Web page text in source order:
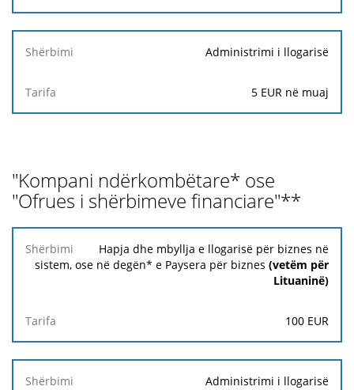
Administrimi i llogarisë
5 EUR në muaj
"Kompani ndërkombëtare* ose
"Ofrues i shërbimeve financiare"**
Shërbimi
Hapja dhe mbyllja e llogarisë për biznes në
sistem, ose në degën* e Paysera për biznes (vetëm për
Lituaninë)
100 EUR
Administrimi i llogarisë